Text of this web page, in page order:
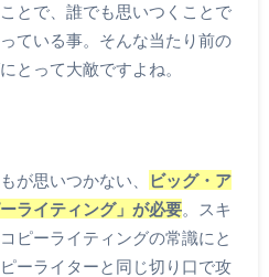
とで、誰でも思いつくことで
ている事。そんな当たり前の
とって大敵ですよね。
が思いつかない、
ビッグ・ア
ライティング」が必要。スキ
ピーライティングの常識にと
ーライターと同じ切り口で攻